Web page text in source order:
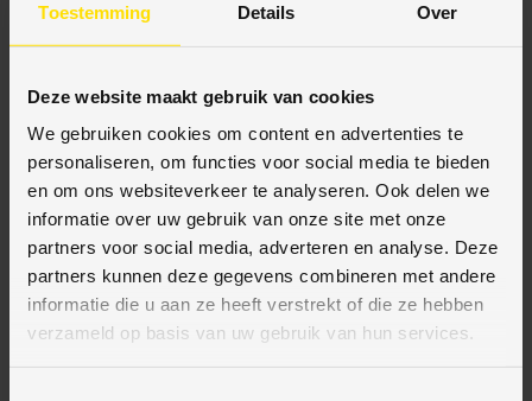
Toestemming Details Over
Deze website maakt gebruik van cookies
We gebruiken cookies om content en advertenties te
personaliseren, om functies voor social media te bieden
en om ons websiteverkeer te analyseren. Ook delen we
informatie over uw gebruik van onze site met onze
partners voor social media, adverteren en analyse. Deze
partners kunnen deze gegevens combineren met andere
informatie die u aan ze heeft verstrekt of die ze hebben
verzameld op basis van uw gebruik van hun services.
BESCHRIJVING
SPECIFICATIES
BETAALMETHODES
JE KUNT BIJ ONS BETALEN MET: